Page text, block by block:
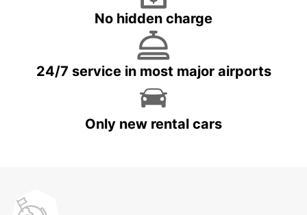
No hidden charge
24/7 service in most major airports
Only new rental cars